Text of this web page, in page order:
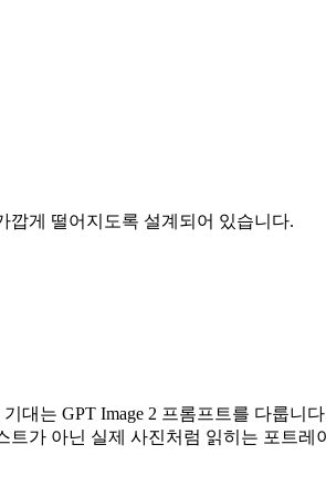
깝게 떨어지도록 설계되어 있습니다.
대는 GPT Image 2 프롬프트를 다룹니
가 아닌 실제 사진처럼 읽히는 포트레